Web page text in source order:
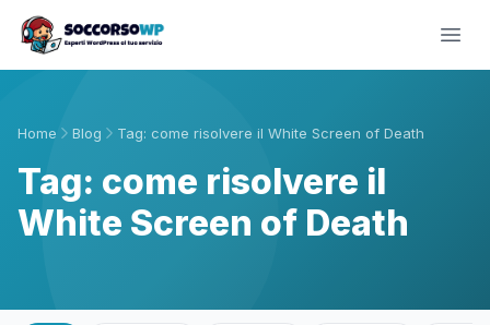
Home Blog Tag: come risolvere il White Screen of Death
Tag: come risolvere il
White Screen of Death